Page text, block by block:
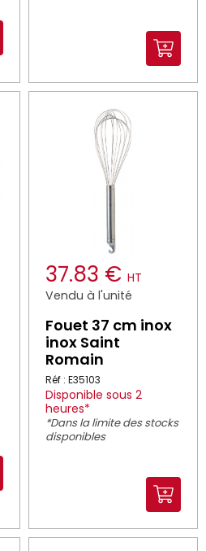
37.83 € HT
Vendu à l'unité
Fouet 37 cm inox
inox Saint
Romain
Réf : E35103
Disponible sous 2
heures*
*Dans la limite des stocks
disponibles